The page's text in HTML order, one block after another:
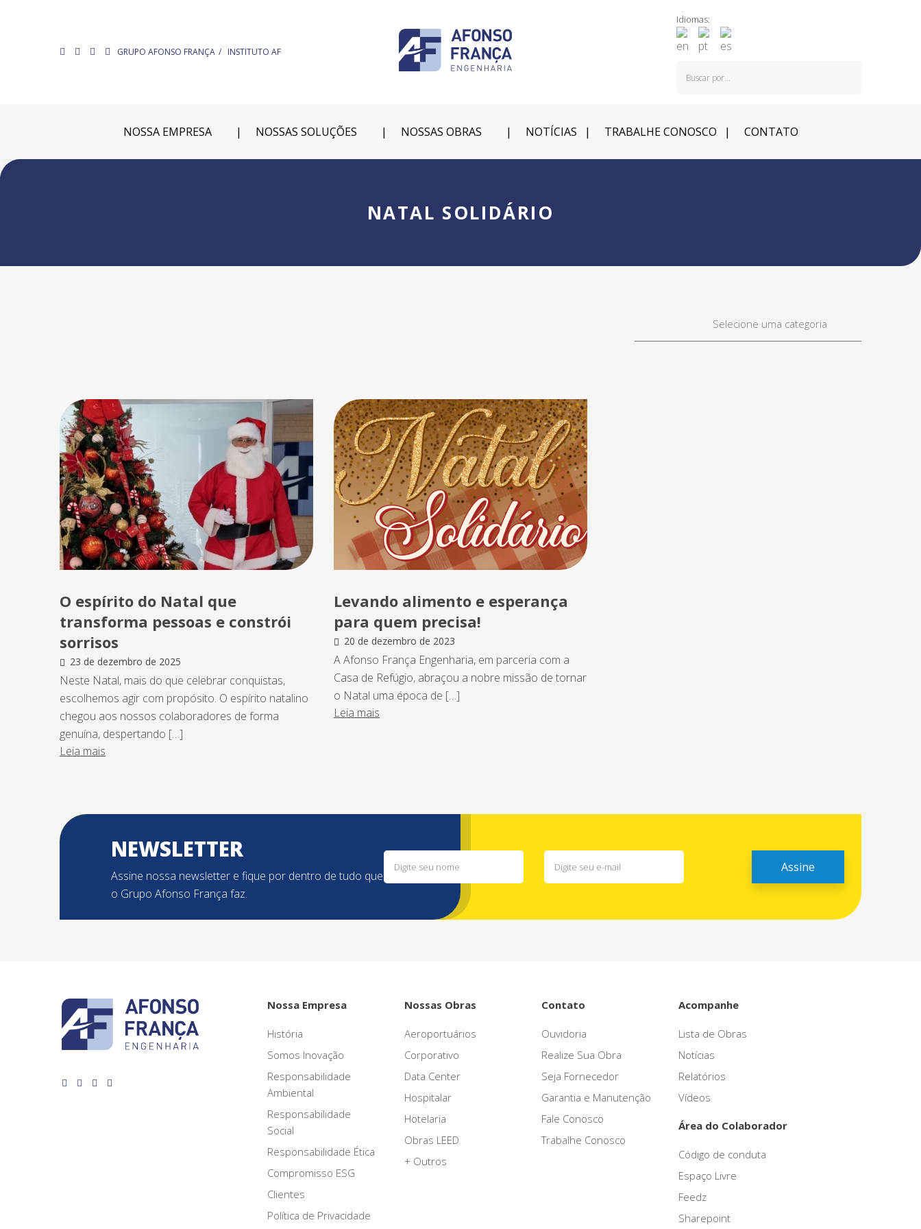
GRUPO AFONSO FRANÇA INSTITUTO AF
Idiomas:
NOSSA EMPRESA NOSSAS SOLUÇÕES NOSSAS OBRAS NOTÍCIAS TRABALHE CONOSCO CONTATO
NATAL SOLIDÁRIO
Selecione uma categoria
O espírito do Natal que
transforma pessoas e constrói
sorrisos
23 de dezembro de 2025
Neste Natal, mais do que celebrar conquistas,
escolhemos agir com propósito. O espírito natalino
chegou aos nossos colaboradores de forma
genuína, despertando […]
Leia mais
Levando alimento e esperança
para quem precisa!
20 de dezembro de 2023
A Afonso França Engenharia, em parceria com a
Casa de Refúgio, abraçou a nobre missão de tornar
o Natal uma época de […]
Leia mais
NEWSLETTER
Assine nossa newsletter e fique por dentro de tudo que
o Grupo Afonso França faz.
Nossa Empresa
História
Somos Inovação
Responsabilidade
Ambiental
Responsabilidade
Social
Responsabilidade Ética
Compromisso ESG
Clientes
Política de Privacidade
Nossas Obras
Aeroportuários
Corporativo
Data Center
Hospitalar
Hotelaria
Obras LEED
+ Outros
Contato
Ouvidoria
Realize Sua Obra
Seja Fornecedor
Garantia e Manutenção
Fale Conosco
Trabalhe Conosco
Acompanhe
Lista de Obras
Notícias
Relatórios
Vídeos
Área do Colaborador
Código de conduta
Espaço Livre
Feedz
Sharepoint